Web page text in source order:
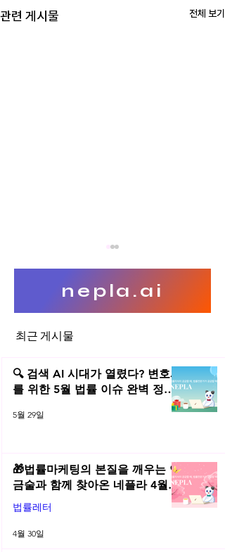
관련 게시물 전체 보기
응방법
nepla.ai
최근 게시물
🔍 검색 AI 시대가 열렸다? 변호사
를 위한 5월 법률 이슈 완벽 정리 |
5월 29일
🎁법률마케팅의 본질을 깨우는 연
금술과 함께 찾아온 네플라 4월
법률레터
법률레터
4월 30일